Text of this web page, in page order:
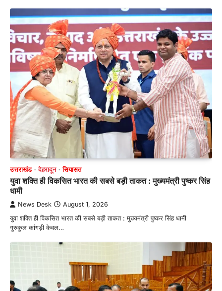
उत्तराखंड देहरादून सियासत
युवा शक्ति ही विकसित भारत की सबसे बड़ी ताकत : मुख्यमंत्री पुष्कर सिंह
धामी
News Desk August 1, 2026
युवा शक्ति ही विकसित भारत की सबसे बड़ी ताकत : मुख्यमंत्री पुष्कर सिंह धामी
गुरुकुल कांगड़ी केवल…